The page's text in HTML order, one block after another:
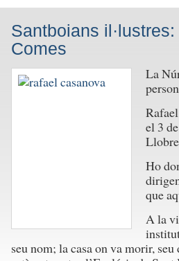
Santboians
Comes
La
el 3
Ho
que
A la
seu nom; la casa on va morir,